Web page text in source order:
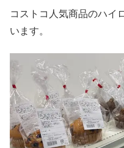
コストコ人気商品のハイ
います。